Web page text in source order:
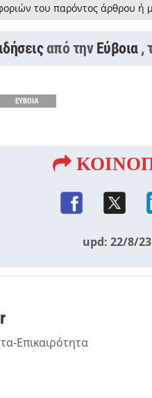
του παρόντος άρθρου ή
από την Εύβοια ,
ΕΥΒΟΙΑ
upd: 22/8/
Επικαιρότητα